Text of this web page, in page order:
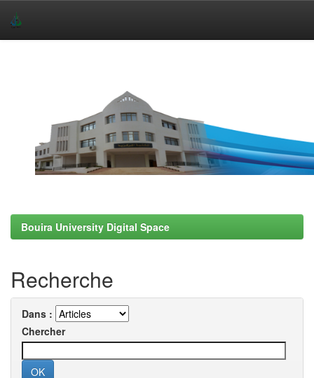
Bouira University Digital Space
Recherche
Dans :
Chercher